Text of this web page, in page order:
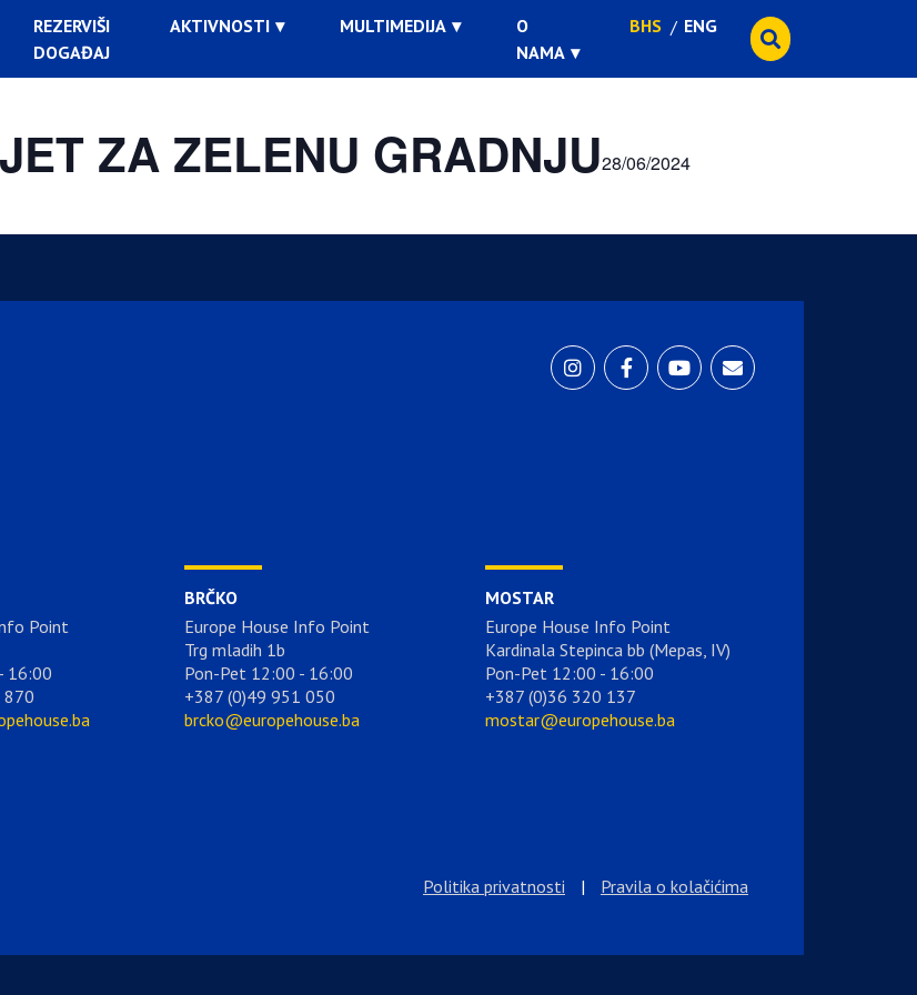
REZERVIŠI
DOGAĐAJ
AKTIVNOSTI MULTIMEDIJA
O
NAMA
BHS ENG
ZA ZELENU GRADNJU28/06/2024
Point
16:00
870
BRČKO
Europe House Info Point
Trg mladih 1b
Pon-Pet 12:00 - 16:00
+387 (0)49 951 050
brcko@europehouse.ba
MOSTAR
Europe House Info Point
Kardinala Stepinca bb (Mepas, IV)
Pon-Pet 12:00 - 16:00
+387 (0)36 320 137
mostar@europehouse.ba
Politika privatnosti | Pravila o kolačićima